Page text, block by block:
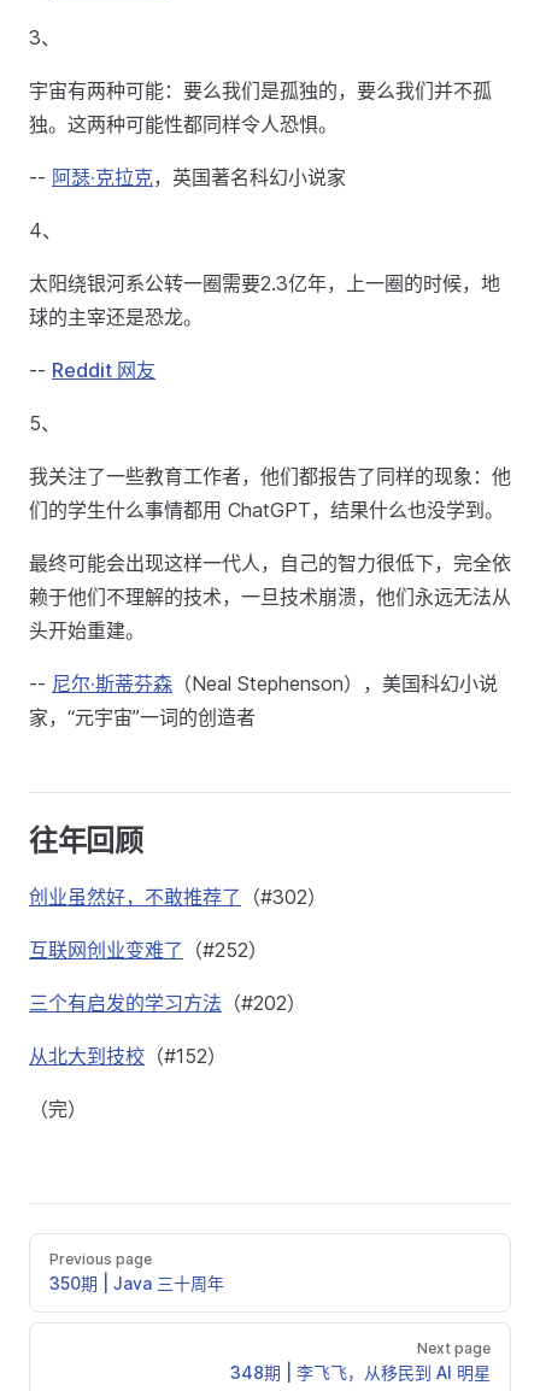
3、
宇宙有两种可能：要么我们是孤独的，要么我们并不孤
独。这两种可能性都同样令人恐惧。
-- 阿瑟·克拉克，英国著名科幻小说家
4、
太阳绕银河系公转一圈需要2.3亿年，上一圈的时候，地
球的主宰还是恐龙。
-- Reddit 网友
5、
我关注了一些教育工作者，他们都报告了同样的现象：他
们的学生什么事情都用 ChatGPT，结果什么也没学到。
最终可能会出现这样一代人，自己的智力很低下，完全依
赖于他们不理解的技术，一旦技术崩溃，他们永远无法从
头开始重建。
-- 尼尔·斯蒂芬森 （Neal Stephenson），美国科幻小说
家，“元宇宙”一词的创造者
往年回顾
创业虽然好，不敢推荐了 （#302）
互联网创业变难了 （#252）
三个有启发的学习方法 （#202）
从北大到技校 （#152）
（完）
Previous page
350期 | Java 三十周年
Next page
348期 | 李飞飞，从移民到 AI 明星